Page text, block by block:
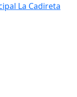
La Cadireta